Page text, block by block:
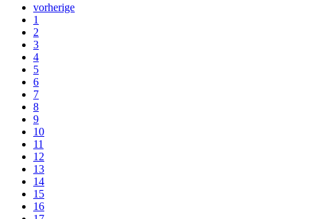
vorherige
1
2
3
4
5
6
7
8
9
10
11
12
13
14
15
16